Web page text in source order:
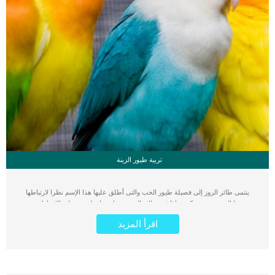
تربية طيور الزينة
ينتمى طائر الروز إلى فصيلة طيور الحب والتى أطلق عليها هذا الإسم نظرا لارتباطها
ببعضها البعض بصورة كبيرة إذا فقد طائر الروز شريك حياته لن يستطيع الارتباط بغيره
بسهولة لذلك فهو رمز للحب والوفاء في الطيور ولذلك سمى طائر الحب تتميز عصافير
الزينة الروز بالعديد من الفصائل المتنوعة التى تتميز بطيلة العمر حيث يمكنها الإستمرار
على قيد الحياة قرابة العشرة أعوام. هناك تشابه كبير بين طائر الروز وفصيلة الفيشر مع
اقرأ المزيد